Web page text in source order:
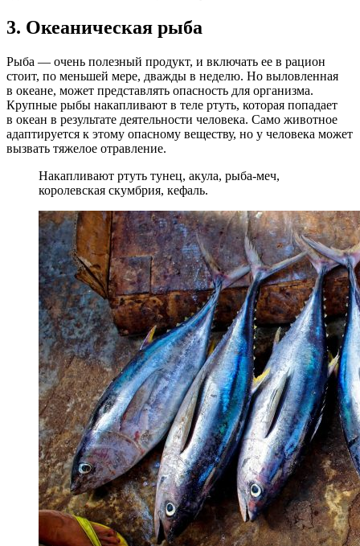
3. Океаническая рыба
Рыба — очень полезный продукт, и включать ее в рацион
стоит, по меньшей мере, дважды в неделю. Но выловленная
в океане, может представлять опасность для организма.
Крупные рыбы накапливают в теле ртуть, которая попадает
в океан в результате деятельности человека. Само животное
адаптируется к этому опасному веществу, но у человека может
вызвать тяжелое отравление.
Накапливают ртуть тунец, акула, рыба-меч,
королевская скумбрия, кефаль.